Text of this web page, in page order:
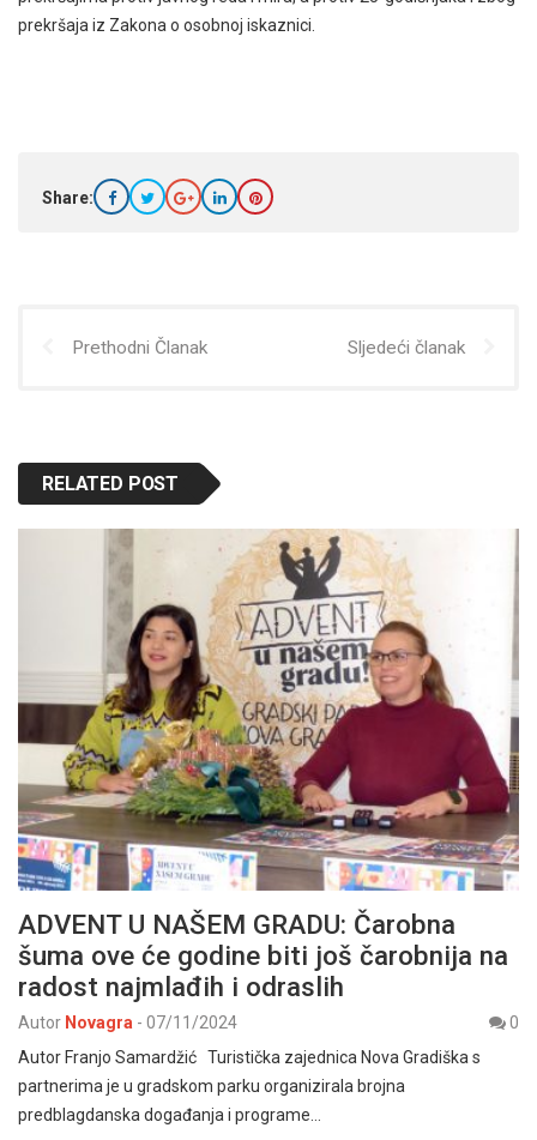
prekršaja iz Zakona o osobnoj iskaznici.
Share:
Prethodni Članak Sljedeći članak
RELATED POST
ADVENT U NAŠEM GRADU: Čarobna
šuma ove će godine biti još čarobnija na
radost najmlađih i odraslih
Autor Novagra - 07/11/2024
0
Autor Franjo Samardžić Turistička zajednica Nova Gradiška s
partnerima je u gradskom parku organizirala brojna
predblagdanska događanja i programe…